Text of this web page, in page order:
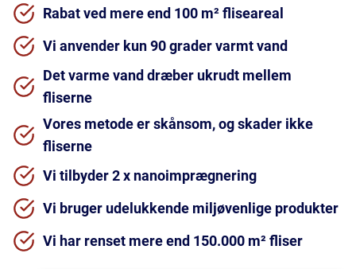
Rabat ved mere end 100 m² fliseareal
Vi anvender kun 90 grader varmt vand
Det varme vand dræber ukrudt mellem
fliserne
Vores metode er skånsom, og skader ikke
fliserne
Vi tilbyder 2 x nanoimprægnering
Vi bruger udelukkende miljøvenlige produkter
Vi har renset mere end 150.000 m² fliser